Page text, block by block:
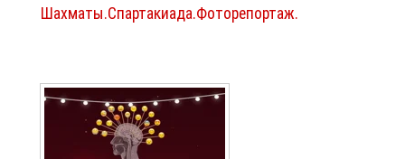
Шахматы.Спартакиада.Фоторепортаж.